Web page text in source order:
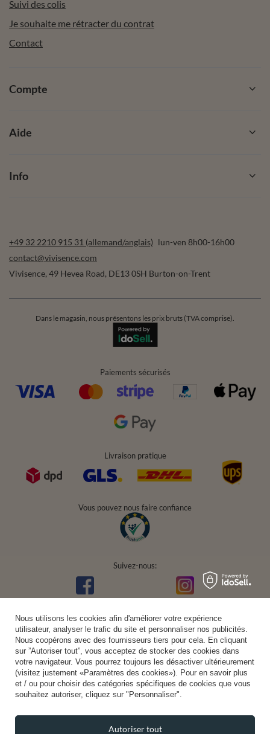
Suivi des colis
Je souhaite me rétracter du contrat
Contact
Compte
Aide
Info
+49 32 2210 915 31 (allemand/anglais) lun-ven 8h00-16h00
contact@vivisence.com
Vivisence, 49 Hevea Road, DE13 0SH Burton-on-Trent
Dans le magasin, nous présentons les prix bruts (TVA comprise).
Paiements sécurisés
Livraison pratique
Vous pouvez nous faire confiance
Suivez-nous:
Nous utilisons les cookies afin d'améliorer votre expérience
utilisateur, analyser le trafic du site et personnaliser nos publicités.
Nous coopérons avec des fournisseurs tiers pour cela. En cliquant
sur ”Autoriser tout”, vous acceptez de stocker des cookies dans
votre navigateur. Vous pourrez toujours les désactiver ultérieurement
(visitez justement «Paramètres des cookies»). Pour en savoir plus
et / ou pour choisir des catégories spécifiques de cookies que vous
souhaitez autoriser, cliquez sur "Personnaliser".
Autoriser tout